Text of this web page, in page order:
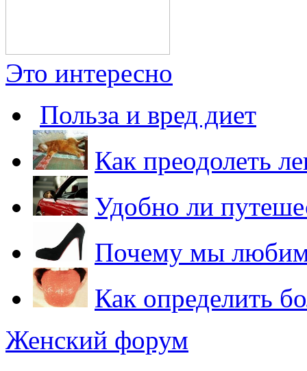
Это интересно
Польза и вред диет
Как преодолеть
Удобно ли
Почему мы любим
Как определить
Женский форум